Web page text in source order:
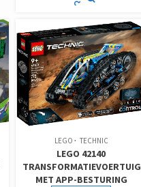
LEGO TECHNIC
LEGO 42140
TRANSFORMATIEVOERTUIG
MET APP-BESTURING